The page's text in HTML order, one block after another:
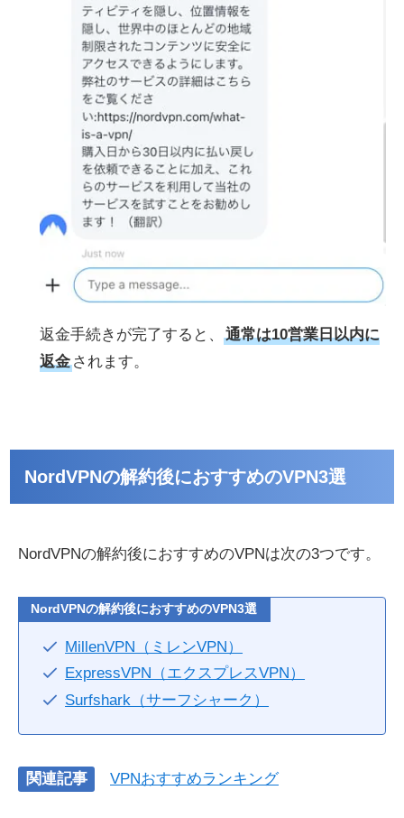
返金手続きが完了すると、
通常は10営業日以内に
返金 されます。
NordVPNの解約後におすすめのVPN3選
NordVPNの解約後におすすめのVPNは次の3つです。
NordVPNの解約後におすすめのVPN3選
MillenVPN（ミレンVPN）
ExpressVPN（エクスプレスVPN）
Surfshark（サーフシャーク）
関連記事 VPNおすすめランキング